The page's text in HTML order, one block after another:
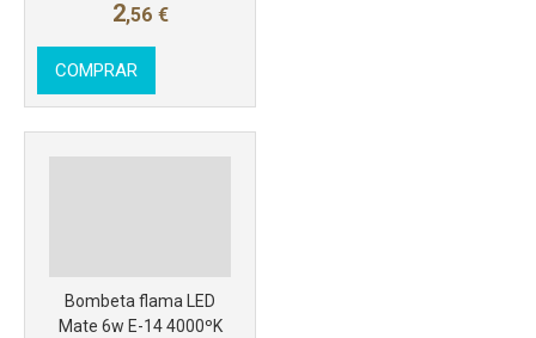
2,56 €
COMPRAR
Bombeta flama LED
Mate 6w E-14 4000ºK